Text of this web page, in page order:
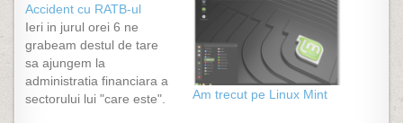
Accident cu RATB-ul
Ieri in jurul orei 6 ne
grabeam destul de tare
sa ajungem la
administratia financiara a
sectorului lui "care este".
Am trecut pe Linux Mint